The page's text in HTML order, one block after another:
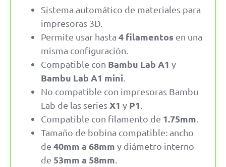
Sistema automático de materiales para
impresoras 3D.
Permite usar hasta 4 filamentos en una
misma configuración.
Compatible con Bambu Lab A1 y
Bambu Lab A1 mini.
No compatible con impresoras Bambu
Lab de las seriesX1 y P1.
Compatible con filamento de 1.75mm.
Tamaño de bobina compatible: ancho
de 40mm a 68mm y diámetro interno
de 53mm a 58mm.